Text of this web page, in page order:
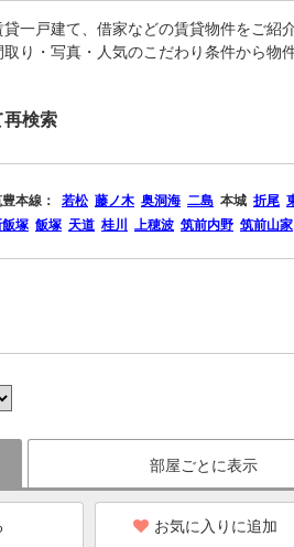
一戸建て、借家などの賃貸物件をご
り・写真・人気のこだわり条件から
再検索
本線： 若松 藤ノ木 奥洞海 二島 本城 折尾
塚 飯塚 天道 桂川 上穂波 筑前内野 筑前山家
部屋ごとに表示
お気に入りに追加